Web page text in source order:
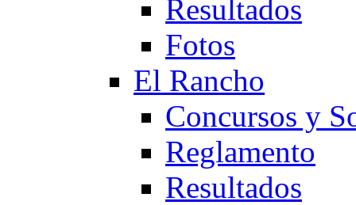
Resultados
Fotos
El Rancho
Concursos y
Reglamento
Resultados